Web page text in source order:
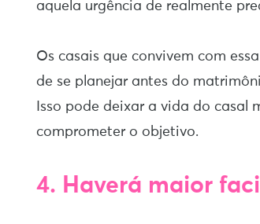
aquela urgência de realmente
Os casais que convivem com
de se planejar antes do
Isso pode deixar a vida do casal
comprometer o objetivo.
4. Haverá maior